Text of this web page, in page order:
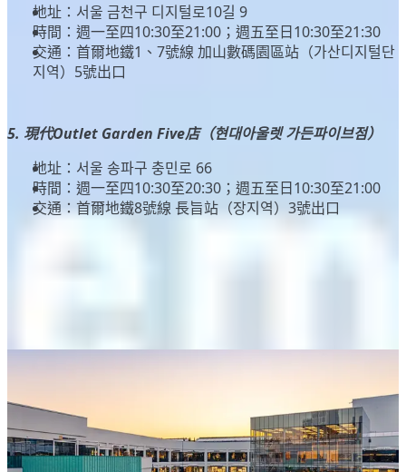
地址：서울 금천구 디지털로10길 9
時間：週一至四10:30至21:00；週五至日10:30至21:30
交通：首爾地鐵1、7號線 加山數碼園區站（가산디지털단
지역）5號出口
5. 現代Outlet Garden Five店（현대아울렛 가든파이브점）
地址：서울 송파구 충민로 66
時間：週一至四10:30至20:30；週五至日10:30至21:00
交通：首爾地鐵8號線 長旨站（장지역）3號出口